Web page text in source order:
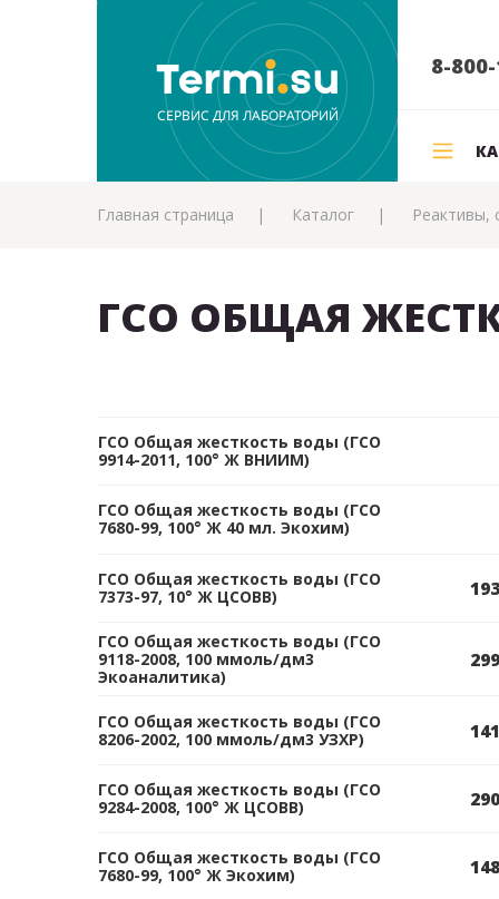
8-
Главная страница Каталог Реактивы,
ГСО ОБЩАЯ
ГСО Общая жесткость воды (ГСО
9914-2011, 100° Ж ВНИИМ)
ГСО Общая жесткость воды (ГСО
7680-99, 100° Ж 40 мл. Экохим)
ГСО Общая жесткость воды (ГСО
7373-97, 10° Ж ЦСОВВ)
ГСО Общая жесткость воды (ГСО
9118-2008, 100 ммоль/дм3
Экоаналитика)
ГСО Общая жесткость воды (ГСО
8206-2002, 100 ммоль/дм3 УЗХР)
ГСО Общая жесткость воды (ГСО
9284-2008, 100° Ж ЦСОВВ)
ГСО Общая жесткость воды (ГСО
7680-99, 100° Ж Экохим)